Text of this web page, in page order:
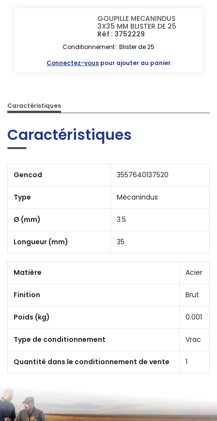
GOUPILLE MECANINDUS
3X35 MM BLISTER DE 25
Réf : 3752229
Conditionnement : Blister de 25
Connectez-vous pour ajouter au panier
Caractéristiques
Caractéristiques
Gencod 3557640137520
Type Mécanindus
Ø (mm) 3.5
Longueur (mm) 35
Matière Acier
Finition Brut
Poids (kg) 0.001
Type de conditionnement Vrac
Quantité dans le conditionnement de vente 1